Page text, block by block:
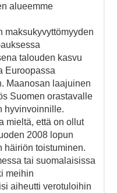
alueemme
maksukyvyttömyyden
talouden kasvu
Euroopassa
Maanosan laajuinen
Suomen orastavalle
hyvinvoinnille.
mieltä, että on ollut
2008 lopun
häiriön toistuminen.
tai suomalaisissa
meihin
aiheutti verotuloihin